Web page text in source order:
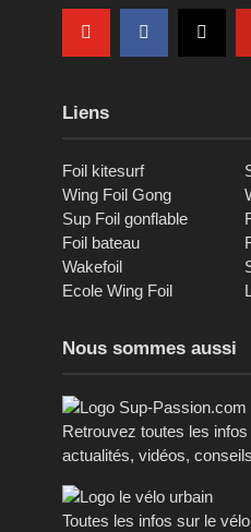
Liens
Foil kitesurf
Wing Foil Gong
Sup Foil gonflable
Foil bateau
Wakefoil
Ecole Wing Foil
Nous sommes aussi
Retrouvez toutes les
actualités, vidéos,
Toutes les infos sur le